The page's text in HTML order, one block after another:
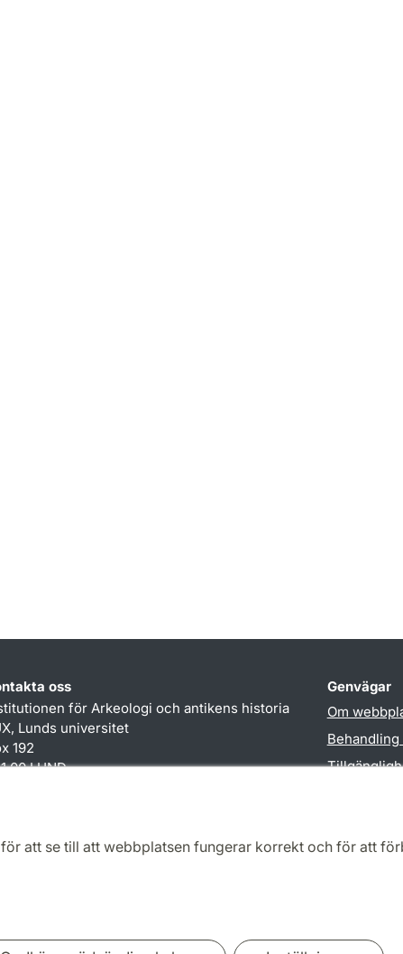
att se till att webbplatsen fungerar korrekt och för att
oss
för Arkeologi och antikens historia
Lunds universitet
192
00 LUND
Genvägar
Om